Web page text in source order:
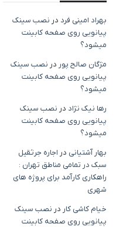
بهراد امینی فرد در نصب سینک
پیانویی روی صفحه کابینت
میشود؟
مژگان صالح پور در نصب سینک
پیانویی روی صفحه کابینت
میشود؟
رها نیک نژاد در نصب سینک
پیانویی روی صفحه کابینت
میشود؟
بهار آشتیانی در اجاره جرثقیل
سبک در تمامی مناطق تهران :
راهکاری کارآمد برای پروژه های
شهری
خیام کاشی کار در نصب سینک
پیانویی روی صفحه کابینت